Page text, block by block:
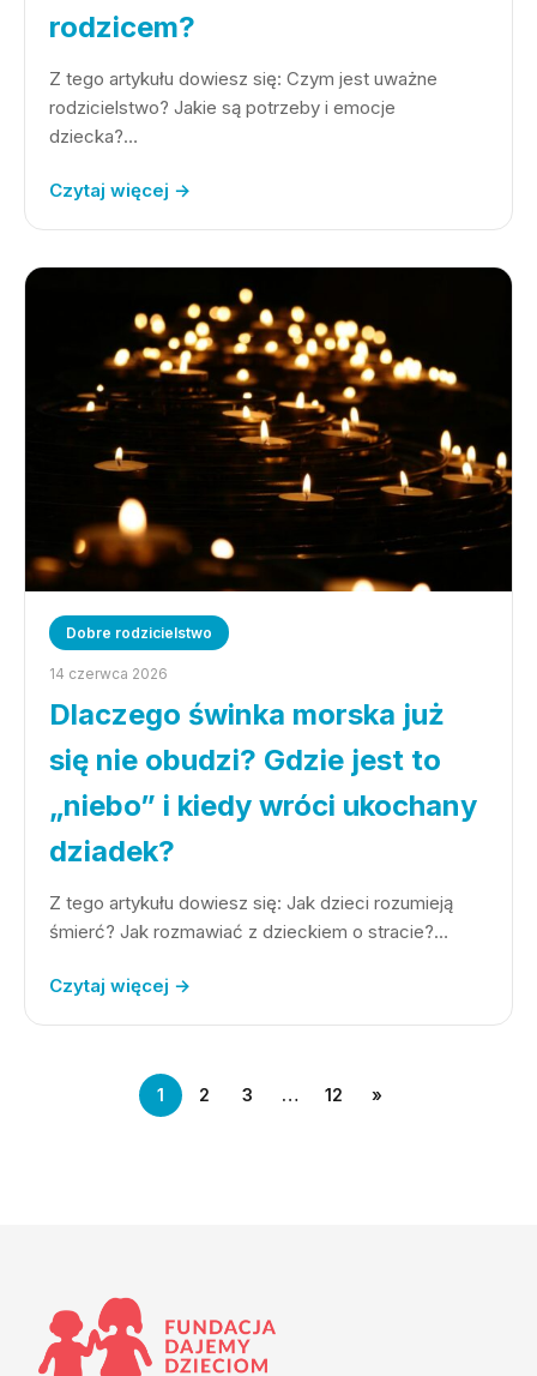
rodzicem?
Z tego artykułu dowiesz się: Czym jest uważne
rodzicielstwo? Jakie są potrzeby i emocje
dziecka?…
Czytaj więcej →
Dobre rodzicielstwo
14 czerwca 2026
Dlaczego świnka morska już
się nie obudzi? Gdzie jest to
„niebo” i kiedy wróci ukochany
dziadek?
Z tego artykułu dowiesz się: Jak dzieci rozumieją
śmierć? Jak rozmawiać z dzieckiem o stracie?…
Czytaj więcej →
1 2 3 … 12 »